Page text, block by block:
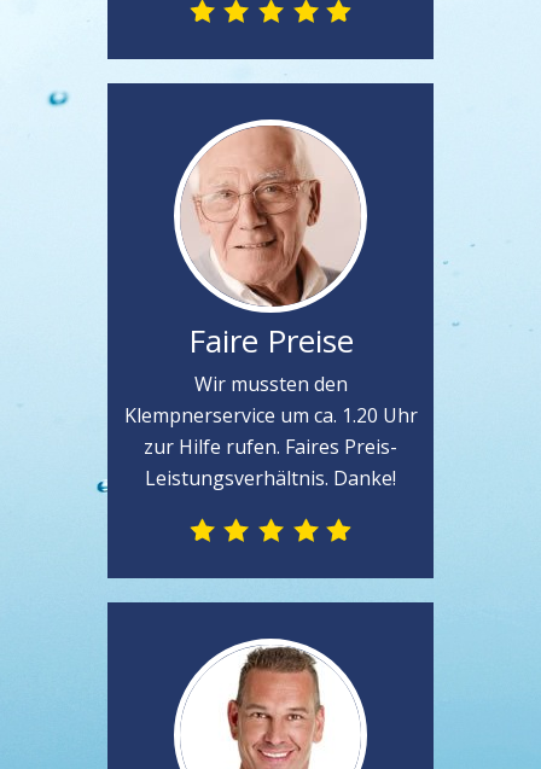
Faire Preise
Wir mussten den
Klempnerservice um ca. 1.20 Uhr
zur Hilfe rufen. Faires Preis-
Leistungsverhältnis. Danke!